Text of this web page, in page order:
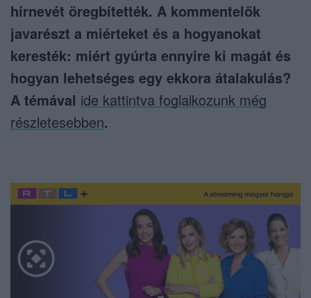
hírnevét öregbítették. A kommentelők
javarészt a miérteket és a hogyanokat
keresték: miért gyúrta ennyire ki magát és
hogyan lehetséges egy ekkora átalakulás?
A témával ide kattintva foglalkozunk még
részletesebben.